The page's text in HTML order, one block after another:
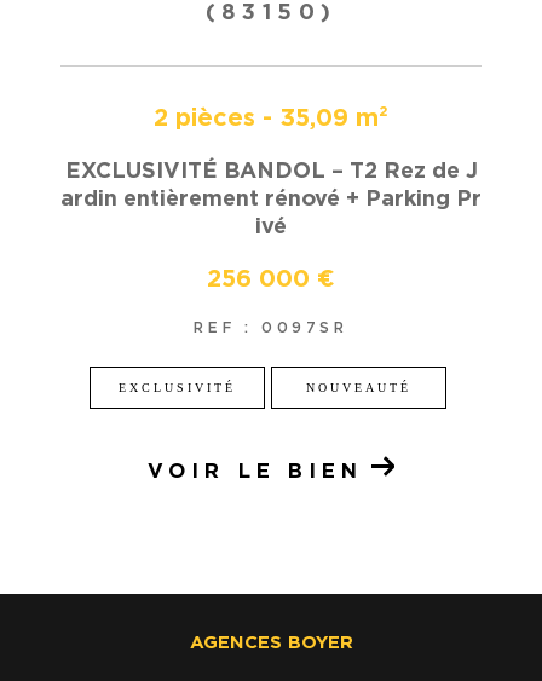
(83150)
2 pièces - 35,09 m²
EXCLUSIVITÉ BANDOL – T2 Rez de J
ardin entièrement rénové + Parking Pr
ivé
256 000 €
REF : 0097SR
EXCLUSIVITÉ NOUVEAUTÉ
VOIR LE BIEN
AGENCES BOYER